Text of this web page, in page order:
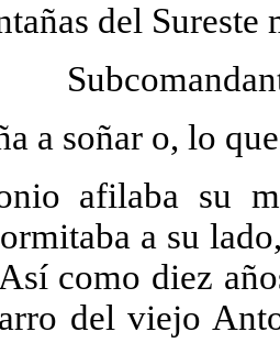
del Sureste
a soñar o, lo
afilaba su
a su
como diez
del viejo